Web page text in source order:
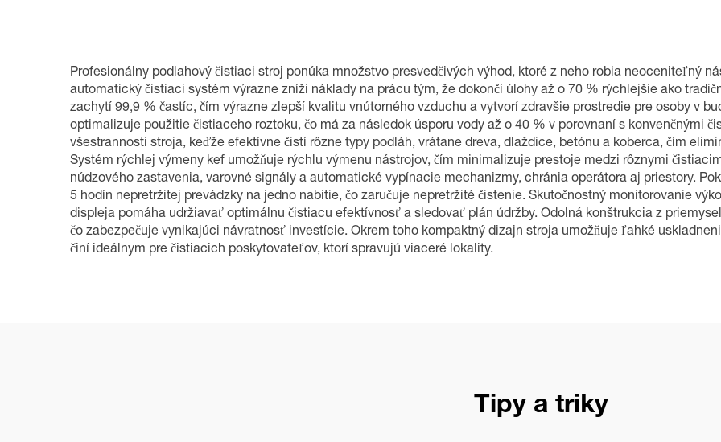
Profesionálny podlahový čistiaci stroj ponúka množstvo presvedčivých výhod, ktoré z neho robia neoceniteľný
automatický čistiaci systém výrazne zníži náklady na prácu tým, že dokončí úlohy až o 70 % rýchlejšie ako
zachytí 99,9 % častíc, čím výrazne zlepší kvalitu vnútorného vzduchu a vytvorí zdravšie prostredie pre osoby v
optimalizuje použitie čistiaceho roztoku, čo má za následok úsporu vody až o 40 % v porovnaní s konvenčnými
všestrannosti stroja, keďže efektívne čistí rôzne typy podláh, vrátane dreva, dlaždice, betónu a koberca, čím
Systém rýchlej výmeny kef umožňuje rýchlu výmenu nástrojov, čím minimalizuje prestoje medzi rôznymi
núdzového zastavenia, varovné signály a automatické vypínacie mechanizmy, chránia operátora aj priestory.
5 hodín nepretržitej prevádzky na jedno nabitie, čo zaručuje nepretržité čistenie. Skutočnostný monitorovanie
displeja pomáha udržiavať optimálnu čistiacu efektívnosť a sledovať plán údržby. Odolná konštrukcia z
čo zabezpečuje vynikajúci návratnosť investície. Okrem toho kompaktný dizajn stroja umožňuje ľahké
činí ideálnym pre čistiacich poskytovateľov, ktorí spravujú viaceré lokality.
Tipy a triky